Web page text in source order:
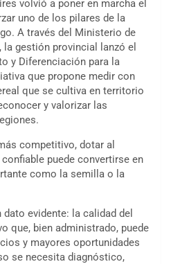
volvió a poner en marcha el
uno de los pilares de la
A través del Ministerio de
gestión provincial lanzó el
y Diferenciación para la
que propone medir con
que se cultiva en territorio
y valorizar las
competitivo, dotar al
puede convertirse en
como la semilla o la
evidente: la calidad del
que, bien administrado, puede
y mayores oportunidades
se necesita diagnóstico,